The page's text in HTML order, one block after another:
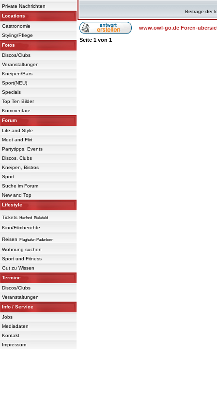
Private Nachrichten
Locations
Gastronomie
Styling/Pflege
Fotos
Discos/Clubs
Veranstaltungen
Kneipen/Bars
Sport(NEU)
Specials
Top Ten Bilder
Kommentare
Forum
Life and Style
Meet and Flirt
Partytipps, Events
Discos, Clubs
Kneipen, Bistros
Sport
Suche im Forum
New and Top
Lifestyle
Tickets Herford Bielefeld
Kino/Filmberichte
Reisen Flughafen Paderborn
Wohnung suchen
Sport und Fitness
Gut zu Wissen
Termine
Discos/Clubs
Veranstaltungen
Info / Service
Jobs
Mediadaten
Kontakt
Impressum
Beiträge der
www.owl-go.de Foren-
Seite 1 von 1